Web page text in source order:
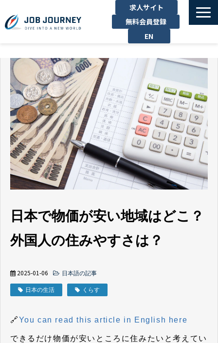
求人サイト
無料会員登録
EN
たのしむ
くらす
はたらく
勉強する
運営企業
お問い合わせ
日本で物価が安い地域はどこ？
外国人の住みやすさは？
2025-01-06 日本語の記事
日本の生活 くらす
🔗You can read this article in English here
できるだけ物価が安いところに住みたいと考えてい